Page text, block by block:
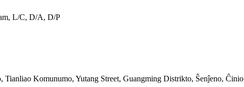
L/C, D/A, D/P
Komunumo, Yutang Street, Guangming Distrikto, Ŝenĵeno, Ĉinio